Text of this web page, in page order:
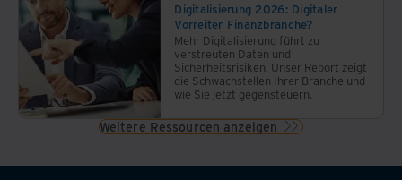
Digitalisierung 2026: Digitaler
Vorreiter Finanzbranche?
Mehr Digitalisierung führt zu
verstreuten Daten und
Sicherheitsrisiken. Unser Report zeigt
die Schwachstellen Ihrer Branche und
wie Sie jetzt gegensteuern.
Weitere Ressourcen anzeigen